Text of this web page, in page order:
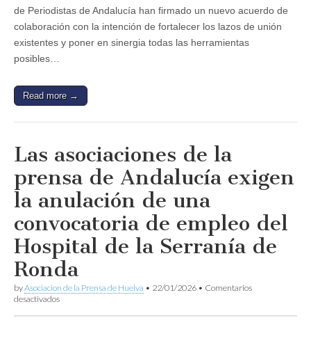
de
la
Prensa
de
Colegio
Profesional
Periodistas
de Periodistas de Andalucía han firmado un nuevo acuerdo de
colaboración con la intención de fortalecer los lazos de unión
existentes y poner en sinergia todas las herramientas
posibles…
Read more →
Las asociaciones de la
prensa de Andalucía exigen
la anulación de una
convocatoria de empleo del
Hospital de la Serranía de
Ronda
byAsociacion de la Prensa de Huelva • 22/01/2026 • Comentarios
desactivadosen